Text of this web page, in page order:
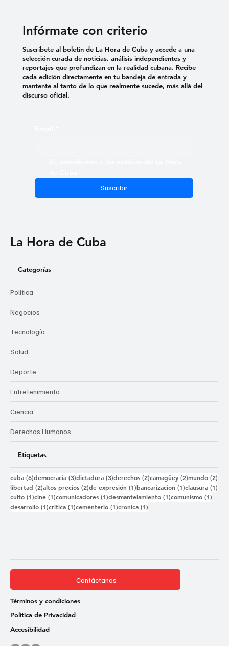
Infórmate con criterio
Suscribir
Suscríbete al boletín de La Hora de Cuba y accede a una
selección curada de noticias, análisis independientes y
reportajes que profundizan en la realidad cubana. Recibe
cada edición directamente en tu bandeja de entrada y
mantente al tanto de lo que realmente sucede, más allá del
discurso oficial.
La Hora de Cuba
Categorías
Política
Negocios
Tecnología
Salud
Deporte
Entretenimiento
Ciencia
Derechos Humanos
Etiquetas
cuba (6)6 entradas
democracia (3)3 entradas
dictadura (3)3 entradas
derechos (2)2 entradas
camagüey (2)2 entradas
mundo (2)
libertad (2)2 entradas
altos precios (2)2 entradas
de expresión (1)1 entrada
bancarizacion (1)1 entrada
clausura (1)
culto (1)1 entrada
cine (1)1 entrada
comunicadores (1)1 entrada
desmantelamiento (1)1 entrada
comunismo (1)
desarrollo (1)1 entrada
critica (1)1 entrada
cementerio (1)1 entrada
cronica (1)
Contáctanos
Términos y condiciones
Política de Privacidad
Accesibilidad